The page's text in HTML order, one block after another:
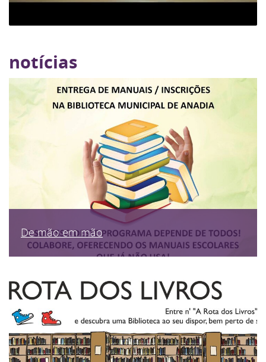
notícias
De mão em mão